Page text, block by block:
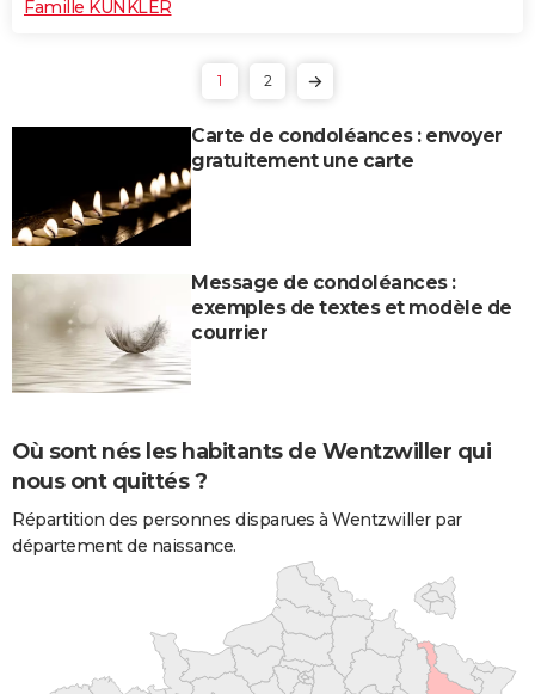
Famille KUNKLER
1 2
Carte de condoléances : envoyer
gratuitement une carte
Message de condoléances :
exemples de textes et modèle de
courrier
Où sont nés les habitants de Wentzwiller qui
nous ont quittés ?
Répartition des personnes disparues à Wentzwiller par
département de naissance.